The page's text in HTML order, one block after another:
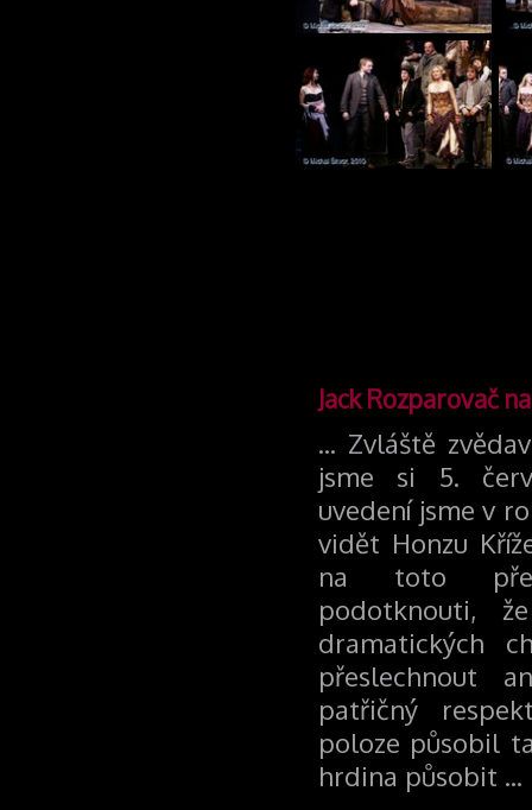
Jack Rozparovač
... Zvláště
jsme si 5.
uvedení jsme v
vidět Honzu
na toto
podotknouti,
dramatických
přeslechnout
patřičný
poloze působil
hrdina působit ...